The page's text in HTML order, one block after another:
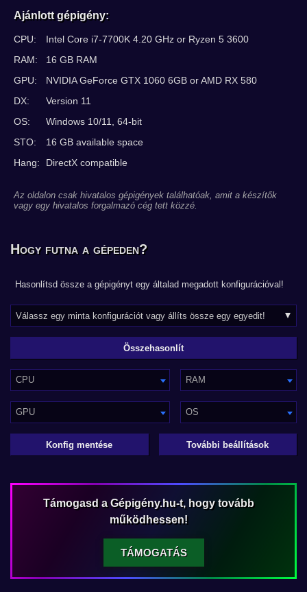
Ajánlott gépigény:
CPU:
Intel Core i7-7700K 4.20 GHz or Ryzen 5 3600
RAM:
16 GB RAM
GPU:
NVIDIA GeForce GTX 1060 6GB or AMD RX 580
DX:
Version 11
OS:
Windows 10/11, 64-bit
STO:
16 GB available space
Hang:
DirectX compatible
Az oldalon csak hivatalos gépigények találhatóak, amit a készítők
vagy egy hivatalos forgalmazó cég tett közzé.
Hogy futna a gépeden?
Hasonlítsd össze a gépigényt egy általad megadott konfigurációval!
CPU RAM
GPU OS
Konfig mentése További beállítások
Támogasd a Gépigény.hu-t, hogy tovább
működhessen!
TÁMOGATÁS